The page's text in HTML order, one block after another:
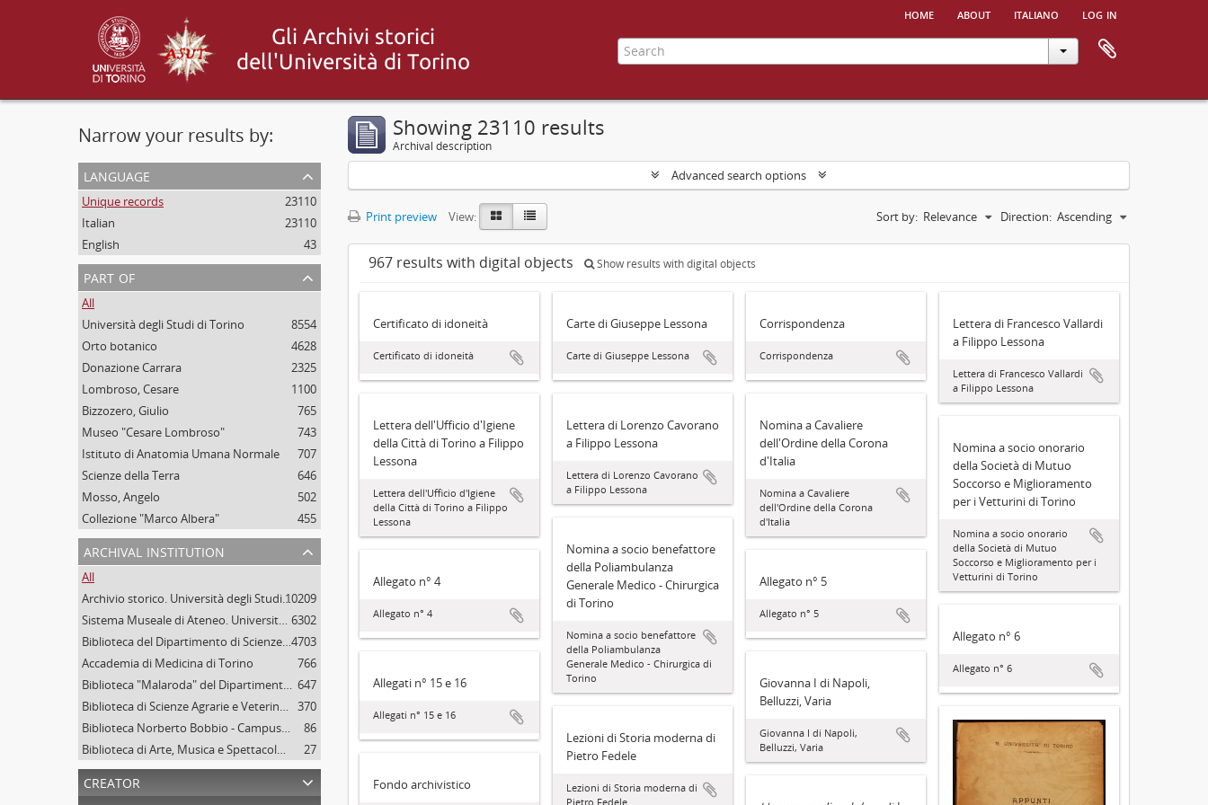
home about italiano log in
Narrow your results by:
language
Unique records
23110
Italian
23110
English
43
part of
All
Università degli Studi di Torino
8554
Orto botanico
4628
Donazione Carrara
2325
Lombroso, Cesare
1100
Bizzozero, Giulio
765
Museo "Cesare Lombroso"
743
Istituto di Anatomia Umana Normale
707
Scienze della Terra
646
Mosso, Angelo
502
Collezione "Marco Albera"
455
archival institution
All
Archivio storico. Università degli Studi di Torino10209
Sistema Museale di Ateneo. Università degli Studi di Torino 6302
Biblioteca del Dipartimento di Scienze della vita e Biologia dei sistemi. Sede di Biologia vegetale. Università degli studi di Torino4703
Accademia di Medicina di Torino
766
Biblioteca "Malaroda" del Dipartimento di Scienze della Terra. Università degli Studi di Torino 647
Biblioteca di Scienze Agrarie e Veterinarie. Università degli Studi di Torino
370
Biblioteca Norberto Bobbio - Campus "Luigi Einaudi", Università degli Studi di Torino
86
Biblioteca di Arte, Musica e Spettacolo. Università degli Studi di Torino
27
creator
Showing 23110 results
Archival description
Advanced search options
Print preview View: Sort by: Relevance Direction: Ascending
967 results with digital objects Show results with digital objects
Certificato di idoneità
Certificato di idoneità
Carte di Giuseppe Lessona
Carte di Giuseppe Lessona
Corrispondenza
Corrispondenza
Lettera di Francesco Vallardi
a Filippo Lessona
Lettera di Francesco Vallardi
a Filippo Lessona
Lettera dell'Ufficio d'Igiene
della Città di Torino a Filippo
Lessona
Lettera dell'Ufficio d'Igiene
della Città di Torino a Filippo
Lessona
Lettera di Lorenzo Cavorano
a Filippo Lessona
Lettera di Lorenzo Cavorano
a Filippo Lessona
Nomina a Cavaliere
dell'Ordine della Corona
d'Italia
Nomina a Cavaliere
dell'Ordine della Corona
d'Italia
Nomina a socio onorario
della Società di Mutuo
Soccorso e Miglioramento
per i Vetturini di Torino
Nomina a socio onorario
della Società di Mutuo
Soccorso e Miglioramento per i
Vetturini di Torino
Nomina a socio benefattore
della Poliambulanza
Generale Medico - Chirurgica
di Torino
Nomina a socio benefattore
della Poliambulanza
Generale Medico - Chirurgica di
Torino
Allegato n° 4
Allegato n° 4
Allegato n° 5
Allegato n° 5
Allegato n° 6
Allegato n° 6
Allegati n° 15 e 16
Allegati n° 15 e 16
Giovanna I di Napoli,
Belluzzi, Varia
Giovanna I di Napoli,
Belluzzi, Varia
Lezioni di Storia moderna di
Pietro Fedele
Lezioni di Storia moderna di
Pietro Fedele
Fondo archivistico